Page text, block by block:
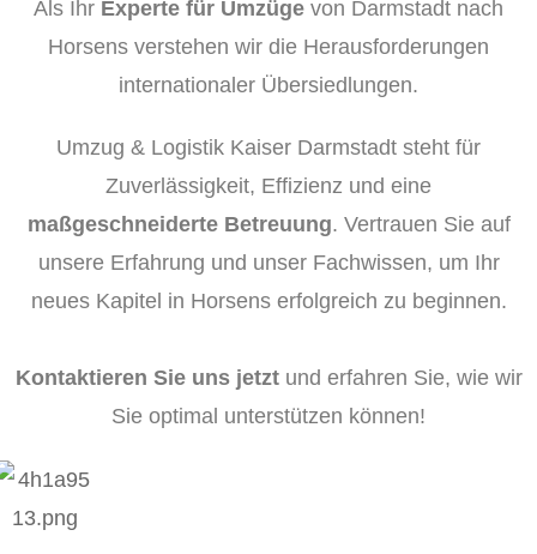
Als Ihr Experte für Umzüge von Darmstadt nach
Horsens verstehen wir die Herausforderungen
internationaler Übersiedlungen.
Umzug & Logistik Kaiser Darmstadt steht für
Zuverlässigkeit, Effizienz und eine
maßgeschneiderte Betreuung. Vertrauen Sie auf
unsere Erfahrung und unser Fachwissen, um Ihr
neues Kapitel in Horsens erfolgreich zu beginnen.
Kontaktieren Sie uns jetztund erfahren Sie, wie wir
Sie optimal unterstützen können!